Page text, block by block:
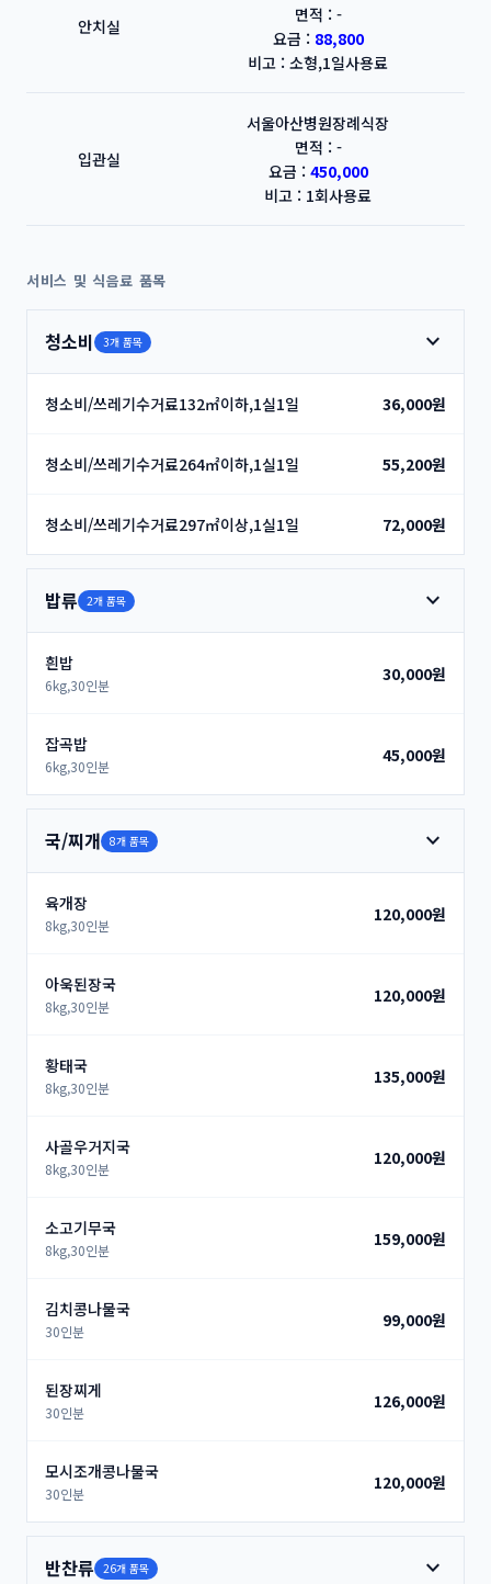
안치실
면적 : -
요금 : 88,800
비고 : 소형,1일사용료
입관실
서울아산병원장례식장
면적 : -
요금 : 450,000
비고 : 1회사용료
서비스 및 식음료 품목
청소비 3개 품목 expand_more
청소비/쓰레기수거료132㎡이하,1실1일 36,000원
청소비/쓰레기수거료264㎡이하,1실1일 55,200원
청소비/쓰레기수거료297㎡이상,1실1일 72,000원
밥류 2개 품목 expand_more
흰밥
6kg,30인분
30,000원
잡곡밥
6kg,30인분
45,000원
국/찌개 8개 품목 expand_more
육개장
8kg,30인분
120,000원
아욱된장국
8kg,30인분
120,000원
황태국
8kg,30인분
135,000원
사골우거지국
8kg,30인분
120,000원
소고기무국
8kg,30인분
159,000원
김치콩나물국
30인분
99,000원
된장찌게
30인분
126,000원
모시조개콩나물국
30인분
120,000원
반찬류 26개 품목 expand_more